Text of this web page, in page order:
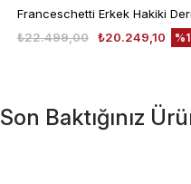
₺20.249,10
₺22.499,00
Son Baktığınız